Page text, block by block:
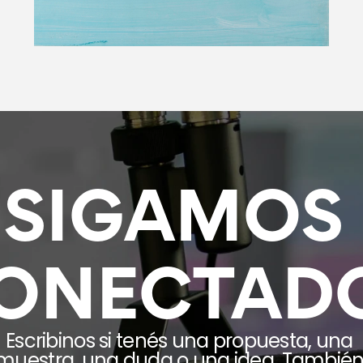
SIGAMOS
Escribinos si tenés una propuesta, una